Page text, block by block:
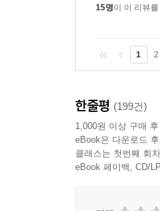
15명이 이 리뷰
1 2
한줄평 (199건)
1,000원 이상 구매
eBook은 다운로드
클래스는 첫번째 회
eBook 페이백, CD/